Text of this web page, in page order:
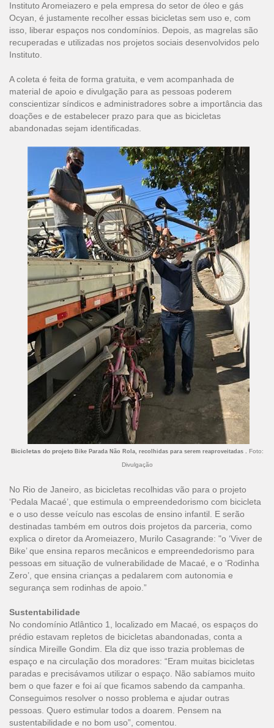
Instituto Aromeiazero e pela empresa do setor de óleo e gás
Ocyan , é justamente recolher essas bicicletas sem uso e, com
isso, liberar espaços nos condomínios. Depois, as magrelas são
recuperadas e utilizadas nos projetos sociais desenvolvidos pelo
Instituto.
A coleta é feita de forma gratuita, e vem acompanhada de
material de apoio e divulgação para as pessoas poderem
conscientizar síndicos e administradores sobre a importância das
doações e de estabelecer prazo para que as bicicletas
abandonadas sejam identificadas.
Bicicletas do projeto Bike Parada Não Rola, recolhidas para serem reaproveitadas
Foto:
Divulgação
No Rio de Janeiro, as bicicletas recolhidas vão para o projeto
‘Pedala Macaé’, que estimula o empreendedorismo com bicicleta
e o uso desse veículo nas escolas de ensino infantil. E serão
destinadas também em outros dois projetos da parceria, como
explica o diretor da Aromeiazero, Murilo Casagrande: "o ‘Viver de
Bike’ que ensina reparos mecânicos e empreendedorismo para
pessoas em situação de vulnerabilidade de Macaé, e o ‘Rodinha
Zero’, que ensina crianças a pedalarem com autonomia e
segurança sem rodinhas de apoio.”
Sustentabilidade
No condomínio Atlântico 1, localizado em Macaé, os espaços do
prédio estavam repletos de bicicletas abandonadas, conta a
síndica Mireille Gondim. Ela diz que isso trazia problemas de
espaço e na circulação dos moradores: “Eram muitas bicicletas
paradas e precisávamos utilizar o espaço. Não sabíamos muito
bem o que fazer e foi aí que ficamos sabendo da campanha.
Conseguimos resolver o nosso problema e ajudar outras
pessoas. Quero estimular todos a doarem. Pensem na
sustentabilidade e no bom uso”, comentou.